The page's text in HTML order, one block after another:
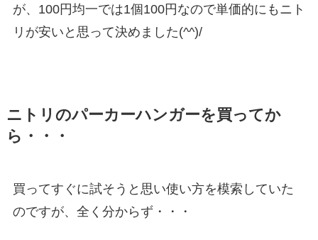
が、100円均一では1個100円なので単価的にもニト
リが安いと思って決めました(^^)/
ニトリのパーカーハンガーを買ってか
ら・・・
買ってすぐに試そうと思い使い方を模索していた
のですが、全く分からず・・・